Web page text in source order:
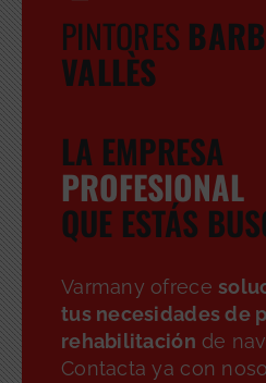
PINTORES
VALLÈS
LA EMPRESA
PROFESIONAL
QUE ESTÁS
Varmany ofrece
tus necesidades de
rehabilitación de
Contacta ya con